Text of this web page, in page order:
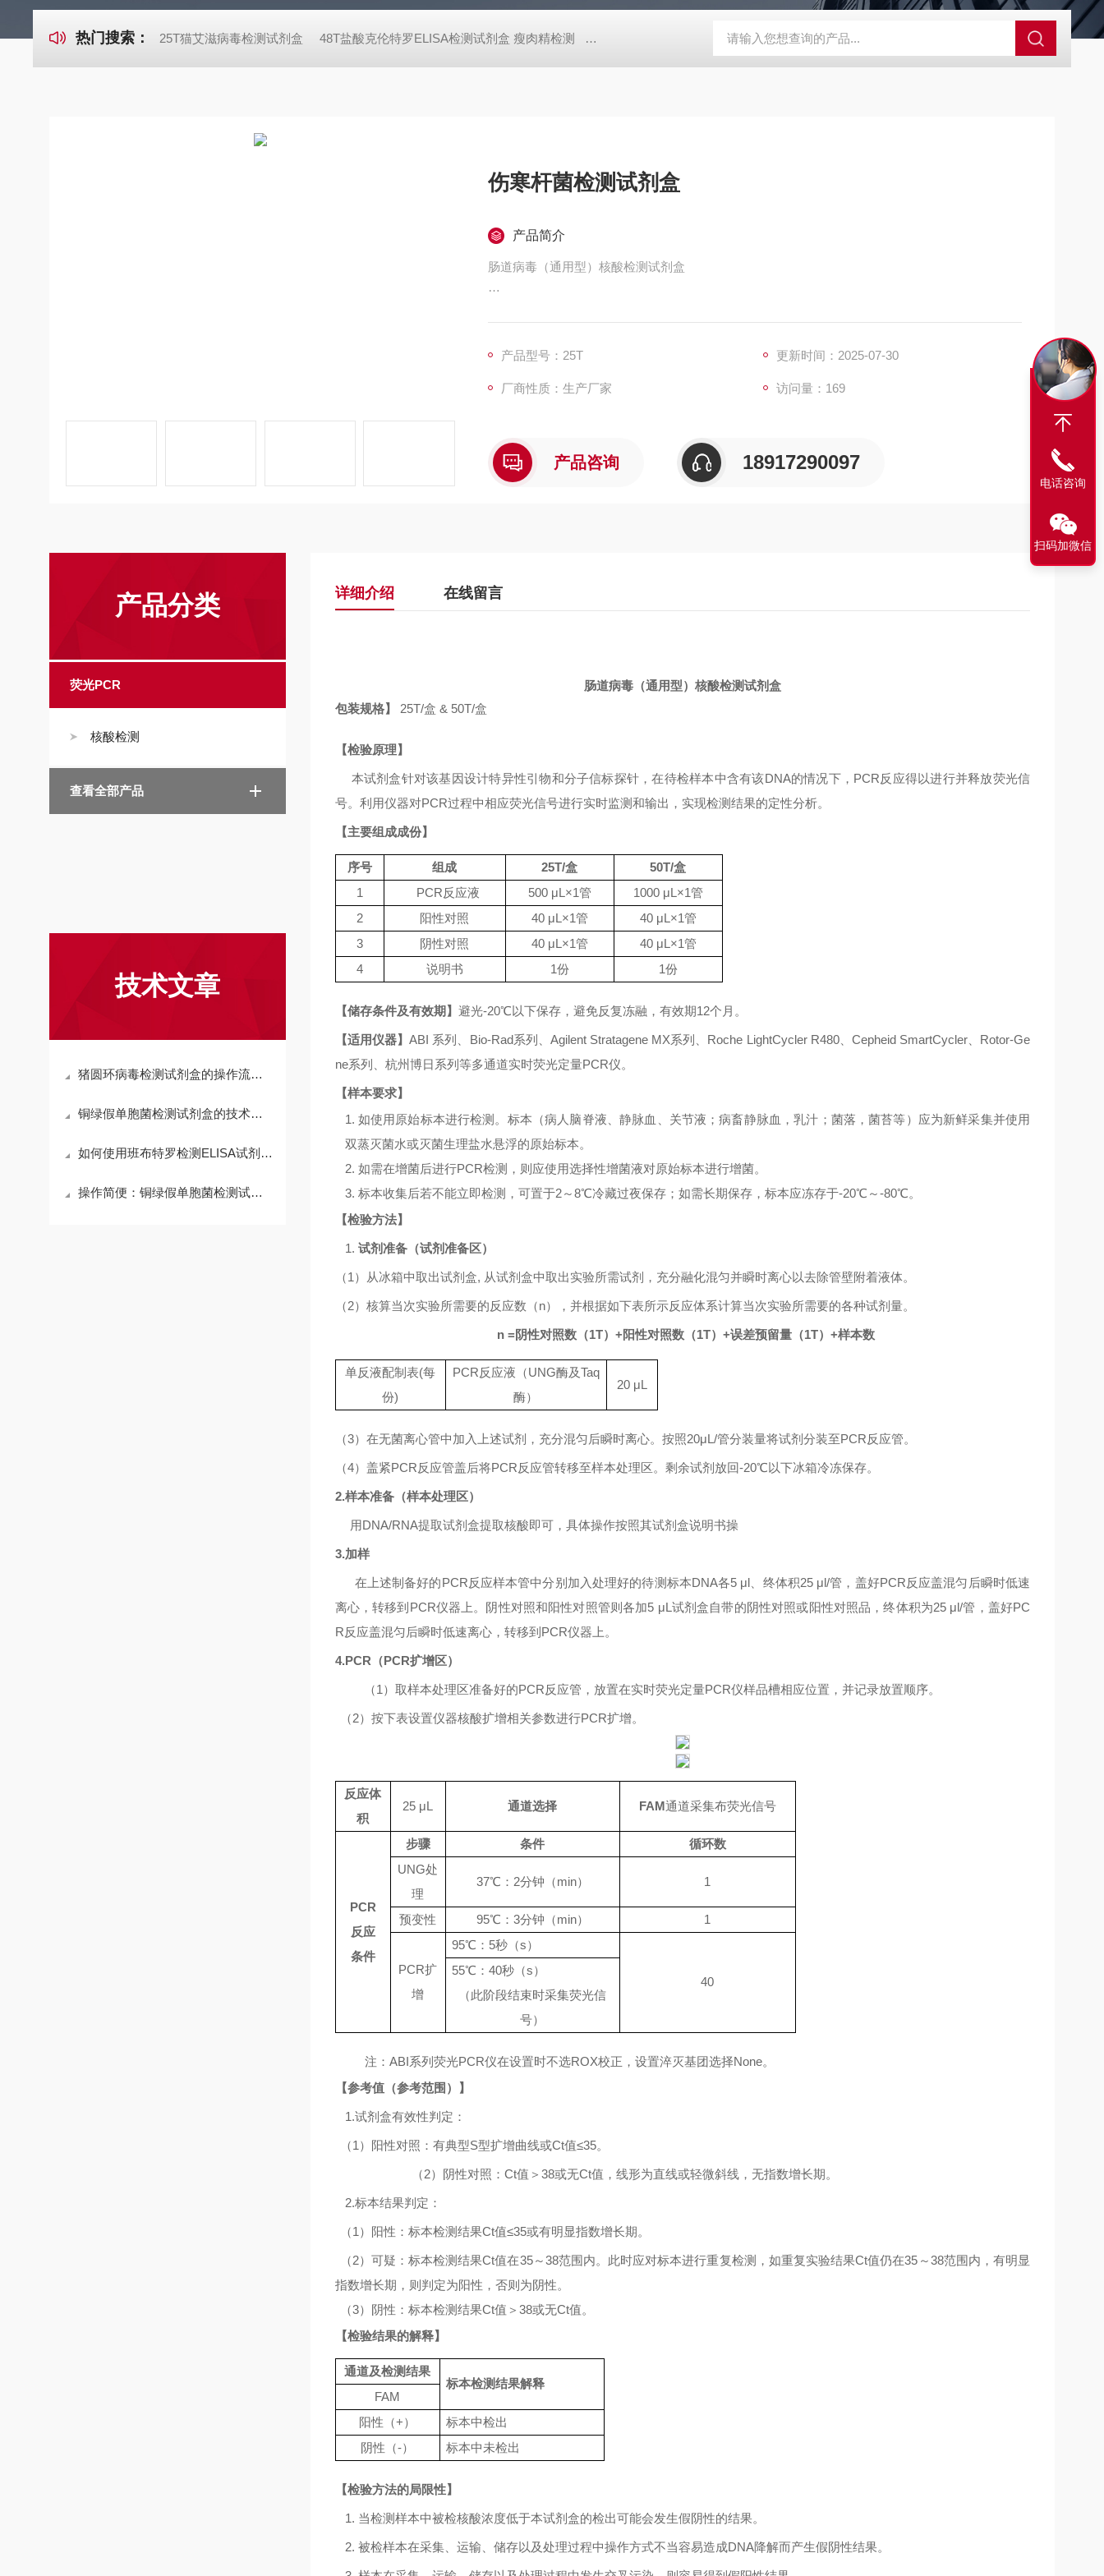
热门搜索： 25T猫艾滋病毒检测试剂盒 48T盐酸克伦特罗ELISA检测试剂盒 瘦肉精检测 25T猫疱疹病毒检测试剂盒 48T隐性孔雀石绿检测ELISA试剂盒 25T支原体检测试剂盒
伤寒杆菌检测试剂盒
产品简介
肠道病毒（通用型）核酸检测试剂盒
结果的定性分析。
产品型号：25T 更新时间：2025-07-30
厂商性质：生产厂家 访问量：169
产品咨询 18917290097
产品分类
荧光PCR
核酸检测
查看全部产品
技术文章
猪圆环病毒检测试剂盒的操作流程与注意事项
铜绿假单胞菌检测试剂盒的技术优势与应用领域
如何使用班布特罗检测ELISA试剂盒进行精确检测？
操作简便：铜绿假单胞菌检测试剂盒的标准化操作步骤
详细介绍 在线留言
肠道病毒（通用型）核酸检测试剂盒
包装规格】
25T/盒 & 50T/盒
【检验原理】
本试剂盒针对该基因设计特异性引物和分子信标探针，在待检样本中含有该DNA的情况下， PCR反应得以进行并释放荧光信
号。利用仪器对PCR过程中相应荧光信号进行实时监测和输出，实现检测结果的定性分析。
【主要组成成份】
序号 组成 25T/盒 50T/盒
1
PCR反应液 500μL×1管 1000μL×1管
2
阳性对照 40 μL×1管 40 μL×1管
3
阴性对照 40 μL×1管 40 μL×1管
4
说明书 1份 1份
【储存条件及有效期】 避光-20℃以下保存，避免反复冻融，有效期12个月。
【适用仪器】ABI 系列、 Bio-Rad系列、 Agilent Stratagene MX系列、 Roche LightCycler R480、 Cepheid SmartCycler、 Rotor-Ge
ne系列、杭州博日系列等多通道实时荧光定量PCR仪。
【样本要求】
1. 如使用原始标本进行检测。标本（病人脑脊液、静脉血、关节液；病畜静脉血，乳汁；菌落，菌苔等）应为新鲜采集并使用
双蒸灭菌水或灭菌生理盐水悬浮的原始标本。
2. 如需在增菌后进行PCR检测，则应使用选择性增菌液对原始标本进行增菌。
3. 标本收集后若不能立即检测，可置于2～8℃冷藏过夜保存；如需长期保存，标本应冻存于-20℃～-80℃。
【检验方法】
1. 试剂准备（试剂准备区）
（1 ）从冰箱中取出试剂盒, 从试剂盒中取出实验所需试剂，充分融化混匀并瞬时离心以去除管壁附着液体。
（2）核算当次实验所需要的反应数（n），并根据如下表所示反应体系计算当次实验所需要的各种试剂量。
n = 阴性对照数（1T） +阳性对照数（1T） +误差预留量（1T） +样本数
单反液配制表(每
份)
PCR反应液（UNG酶及Taq
酶）
20μL
（3）在无菌离心管中加入上述试剂，充分混匀后瞬时离心。按照20μL/管分装量将试剂分装至PCR反应管。
（4）盖紧PCR反应管盖后将PCR反应管转移至样本处理区。剩余试剂放回-20℃以下冰箱冷冻保存。
2.样本准备（样本处理区）
用DNA/RNA提取试剂盒提取核酸即可，具体操作按照其试剂盒说明书操
3.加样
在上述制备好的PCR反应样本管中分别加入处理好的待测标本DNA各5 μl 、终体积25 μl/管，盖好PCR反应盖混匀后瞬时低速
离心，转移到 PCR仪器上。阴性对照和阳性对照管则各加5 μL 试剂盒自带的阴性对照或阳性对照品，终体积为25 μl/管，盖好PC
R反应盖混匀后瞬时低速离心，转移到 PCR仪器上。
4.PCR （PCR扩增区）
（1 ）取样本处理区准备好的PCR反应管，放置在实时荧光定量PCR仪样品槽相应位置，并记录放置顺序。
（2）按下表设置仪器核酸扩增相关参数进行PCR扩增。
反应体
积
25 μL 通道选择 FAM通道采集布荧光信号
PCR
反应
条件
步骤 条件
循环数
UNG处
理
37℃ ： 2分钟（min） 1
预变性 95℃： 3分钟（min） 1
PCR扩
增
95℃ ： 5秒（s）
40
55℃ ： 40秒（s）
（此阶段结束时采集荧光信
号）
注： ABI系列荧光PCR仪在设置时不选ROX校正，设置淬灭基团选择None。
【参考值（参考范围）】
1.试剂盒有效性判定：
（1 ）阳性对照：有典型S型扩增曲线或Ct值≤35。
（2）阴性对照： Ct值＞ 38或无Ct值，线形为直线或轻微斜线，无指数增长期。
2.标本结果判定：
（1 ）阳性：标本检测结果Ct值≤35或有明显指数增长期。
（2）可疑：标本检测结果Ct值在35～38范围内。此时应对标本进行重复检测，如重复实验结果Ct值仍在35 ～38范围内，有明显
指数增长期，则判定为阳性，否则为阴性。
（3）阴性：标本检测结果Ct值＞ 38或无Ct值。
【检验结果的解释】
通道及检测结果
标本检测结果解释
FAM
阳性（+）
标本中检出
阴性（-） 标本中未检出
【检验方法的局限性】
1. 当检测样本中被检核酸浓度低于本试剂盒的检出可能会发生假阴性的结果。
2. 被检样本在采集、运输、储存以及处理过程中操作方式不当容易造成DNA降解而产生假阴性结果。
电话咨询
扫码加微信